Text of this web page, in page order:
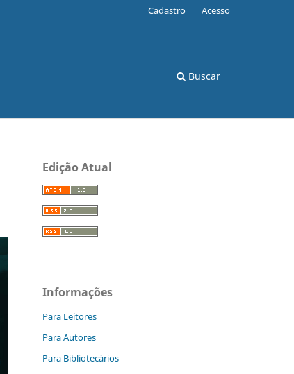
Buscar
Cadastro Acesso
Edição Atual
Informações
Para Leitores
Para Autores
Para Bibliotecários